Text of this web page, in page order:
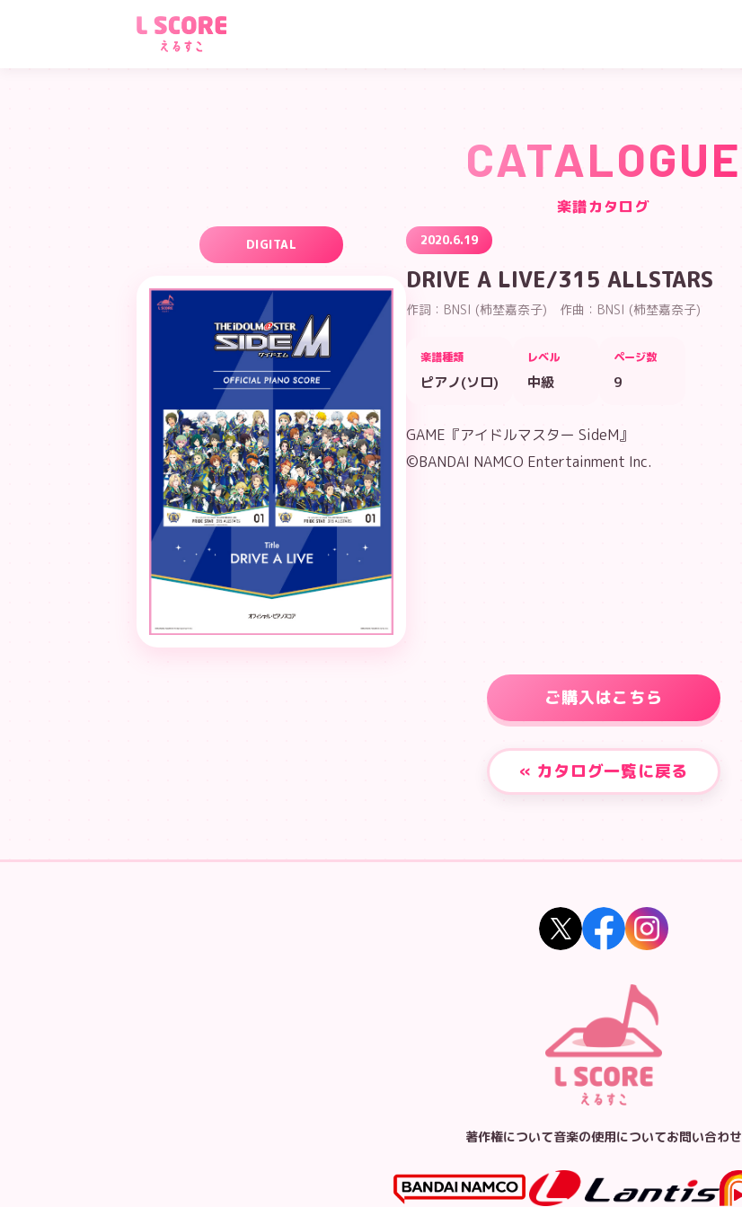
CATALOGUE
楽譜カタログ
DIGITAL 2020.6.19
DRIVE A LIVE/315 ALLSTARS
作詞：BNSI (柿埜嘉奈子) 作曲：BNSI (柿埜嘉奈子)
楽譜種類
ピアノ(ソロ)
レベル
中級
ページ数
9
GAME『アイドルマスター SideM』
©BANDAI NAMCO Entertainment Inc.
ご購入はこちら
« カタログ一覧に戻る
著作権について音楽の使用についてお問い合わせ